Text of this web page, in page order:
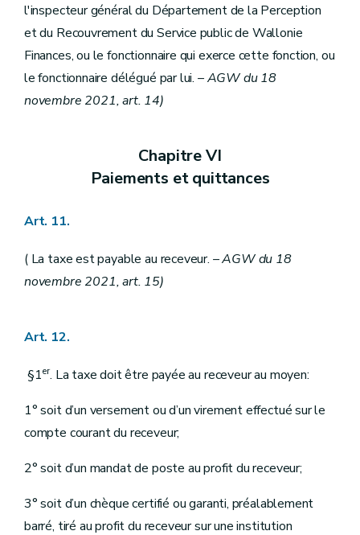
l'inspecteur général du Département de la Perception
et du Recouvrement du Service public de Wallonie
Finances, ou le fonctionnaire qui exerce cette fonction, ou
le fonctionnaire délégué par lui. – AGW du 18
novembre 2021, art. 14)
Chapitre VI
Paiements et quittances
Art. 11.
( La taxe est payable au receveur. – AGW du 18
novembre 2021, art. 15)
Art. 12.
§1er. La taxe doit être payée au receveur au moyen:
1° soit d’un versement ou d’un virement effectué sur le
compte courant du receveur;
2° soit d’un mandat de poste au profit du receveur;
3° soit d’un chèque certifié ou garanti, préalablement
barré, tiré au profit du receveur sur une institution